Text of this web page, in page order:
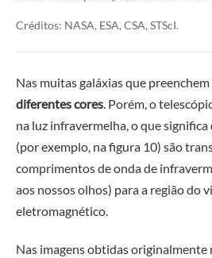
Créditos: NASA, ESA, CSA, STScI.
Nas muitas galáxias que
diferentes cores. Porém, o
na luz infravermelha, o que significa
(por exemplo, na figura 10) são
comprimentos de onda de
aos nossos olhos) para a região do
eletromagnético.
Nas imagens obtidas originalmente